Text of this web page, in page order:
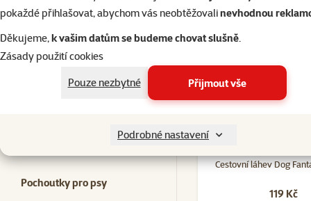
pokaždé přihlašovat, abychom vás neobtěžovalinevhodnou
Děkujeme,k vašim datům se budeme chovat slušně.
Zásady použití cookies
Pouze nezbytné
Přijmout vše
Podrobné nastavení
Často spolu kupujete
Konzervy a kapsičky pro
Pochoutky pro psy
Kupte společně
Cestovní láhev Dog
119 Kč